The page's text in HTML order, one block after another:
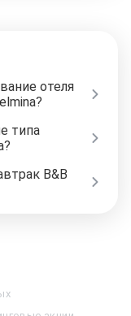
отеля
типа
B&B
в Калининграде
Москве